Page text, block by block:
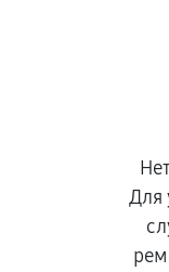
Для